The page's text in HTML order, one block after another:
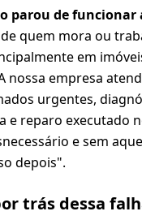
parou de funcionar
quem mora ou
em
nossa empresa
urgentes,
e reparo executado
e sem
depois".
trás dessa